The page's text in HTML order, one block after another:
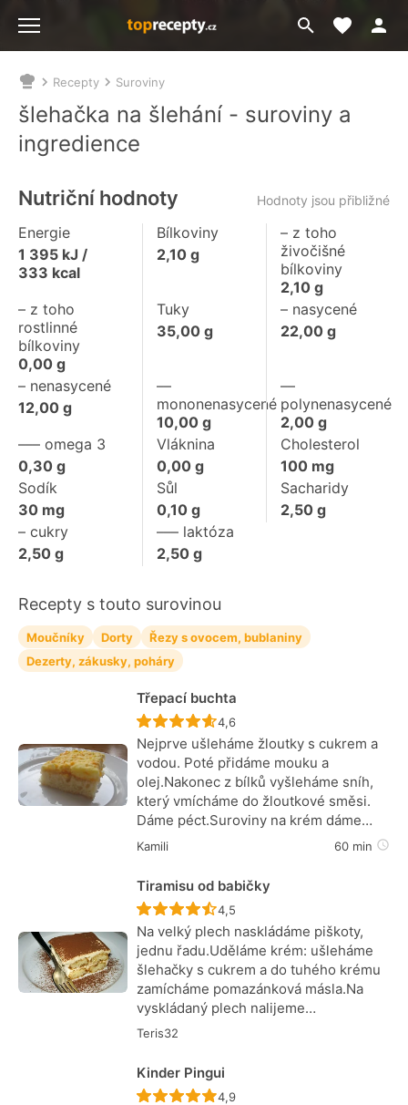
Přejít
na
Moje
Nacházíte
se
zde:
Recepty Suroviny
šlehačka na šlehání - suroviny a
ingredience
Nutriční hodnoty Hodnoty jsou přibližné
Energie
1 395 kJ /
333 kcal
Bílkoviny
2,10g
– z toho
živočišné
bílkoviny
2,10g
– z toho
rostlinné
bílkoviny
0,00 g
Tuky
35,00g
– nasycené
22,00g
– nenasycené
12,00 g
––
mononenasycené
10,00g
––
polynenasycené
2,00g
––– omega 3
0,30 g
Vláknina
0,00g
Cholesterol
100mg
Sodík
30 mg
Sůl
0,10g
Sacharidy
2,50g
– cukry
2,50 g
––– laktóza
2,50g
Recepty s touto surovinou
Moučníky Dorty
Řezy s ovocem, bublaniny
Dezerty, zákusky, poháry
Třepací buchta
Recept ještě nebyl hodnocen
4,6
Nejprve ušleháme žloutky s cukrem a
vodou. Poté přidáme mouku a
olej.Nakonec z bílků vyšleháme sníh,
který vmícháme do žloutkové směsi.
Dáme péct.Suroviny na krém dáme…
Kamili 60 min
Tiramisu od babičky
Recept ještě nebyl hodnocen
4,5
Na velký plech naskládáme piškoty,
jednu řadu.Uděláme krém: ušleháme
šlehačky s cukrem a do tuhého krému
zamícháme pomazánková másla.Na
vyskládaný plech nalijeme…
Teris32
Kinder Pingui
Recept ještě nebyl hodnocen
4,9